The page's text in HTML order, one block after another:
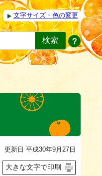
文字サイズ・色の変更
更新日 平成30年9月27日
大きな文字で印刷